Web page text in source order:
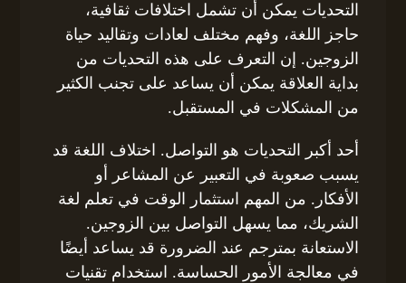
التحديات يمكن أن تشمل اختلافات ثقافية،
حاجز اللغة، وفهم مختلف لعادات وتقاليد حياة
الزوجين. إن التعرف على هذه التحديات من
بداية العلاقة يمكن أن يساعد على تجنب الكثير
من المشكلات في المستقبل.
أحد أكبر التحديات هو التواصل. اختلاف اللغة قد
يسبب صعوبة في التعبير عن المشاعر أو
الأفكار. من المهم استثمار الوقت في تعلم لغة
الشريك، مما يسهل التواصل بين الزوجين.
الاستعانة بمترجم عند الضرورة قد يساعد أيضًا
في معالجة الأمور الحساسة. استخدام تقنيات